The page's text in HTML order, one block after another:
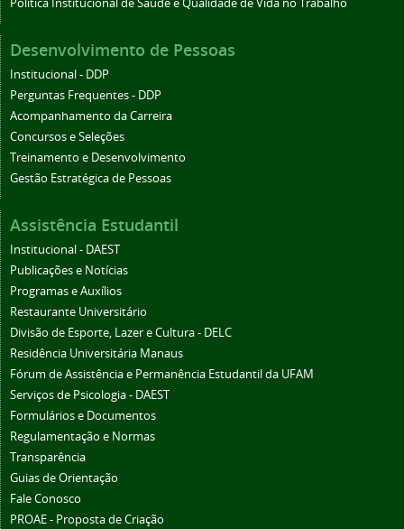
Política Institucional de Saúde e Qualidade de Vida no Trabalho
Desenvolvimento de Pessoas
Institucional - DDP
Perguntas Frequentes - DDP
Acompanhamento da Carreira
Concursos e Seleções
Treinamento e Desenvolvimento
Gestão Estratégica de Pessoas
Assistência Estudantil
Institucional - DAEST
Publicações e Notícias
Programas e Auxílios
Restaurante Universitário
Divisão de Esporte, Lazer e Cultura - DELC
Residência Universitária Manaus
Fórum de Assistência e Permanência Estudantil da UFAM
Serviços de Psicologia - DAEST
Formulários e Documentos
Regulamentação e Normas
Transparência
Guias de Orientação
Fale Conosco
PROAE - Proposta de Criação